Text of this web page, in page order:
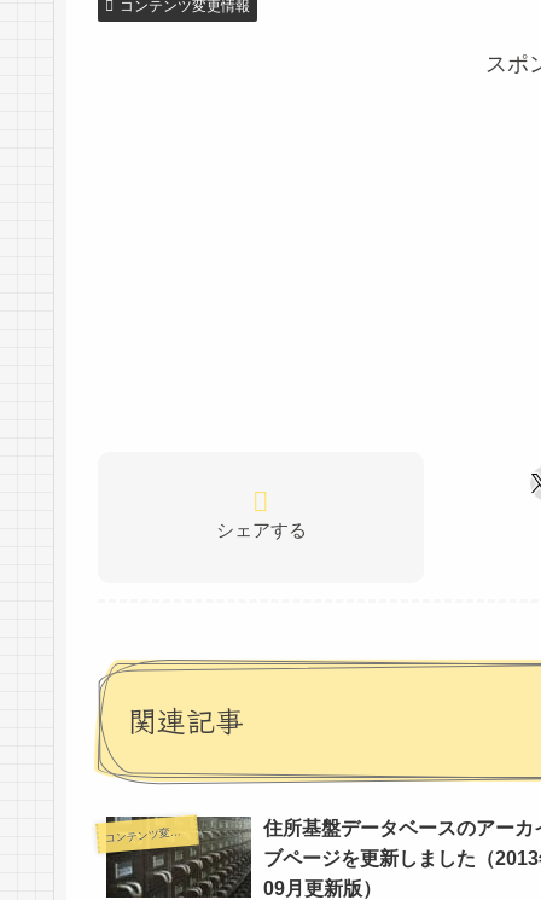
コンテンツ変更情報
スポ
シェアする
関連記事
コ
ンテンツ変更情報
住所基盤データベースのアーカ
ブページを更新しました（
09月更新版）